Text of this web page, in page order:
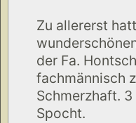
Zu allererst
der Fa.
fachmännisch
Schmerzhaft.
Spocht.